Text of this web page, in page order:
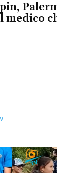
medico